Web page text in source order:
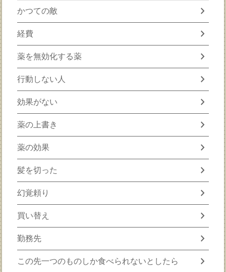
かつての敵 chevron_right
経費 chevron_right
薬を無効化する薬 chevron_right
行動しない人 chevron_right
効果がない chevron_right
薬の上書き chevron_right
薬の効果 chevron_right
髪を切った chevron_right
幻覚頼り chevron_right
買い替え chevron_right
勤務先 chevron_right
この先一つのものしか食べられないとしたら chevron_right